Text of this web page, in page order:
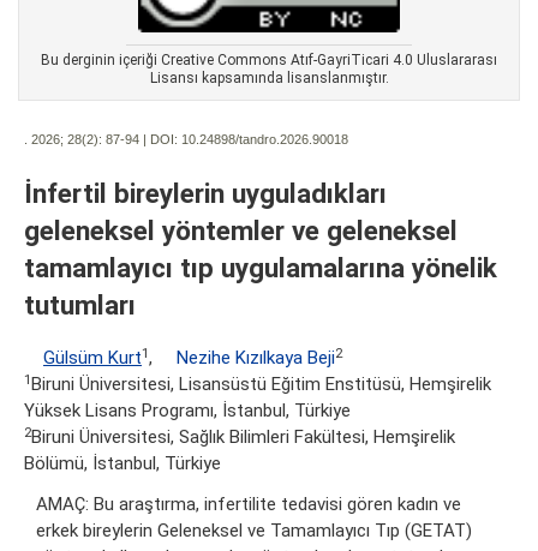
Bu derginin içeriği Creative Commons Atıf-GayriTicari 4.0 Uluslararası
Lisansı kapsamında lisanslanmıştır.
. 2026; 28(2): 87-94 | DOI: 10.24898/tandro.2026.90018
İnfertil bireylerin uyguladıkları
geleneksel yöntemler ve geleneksel
tamamlayıcı tıp uygulamalarına yönelik
tutumları
Gülsüm Kurt1, Nezihe Kızılkaya Beji2
1Biruni Üniversitesi, Lisansüstü Eğitim Enstitüsü, Hemşirelik
Yüksek Lisans Programı, İstanbul, Türkiye
2Biruni Üniversitesi, Sağlık Bilimleri Fakültesi, Hemşirelik
Bölümü, İstanbul, Türkiye
AMAÇ: Bu araştırma, infertilite tedavisi gören kadın ve
erkek bireylerin Geleneksel ve Tamamlayıcı Tıp (GETAT)